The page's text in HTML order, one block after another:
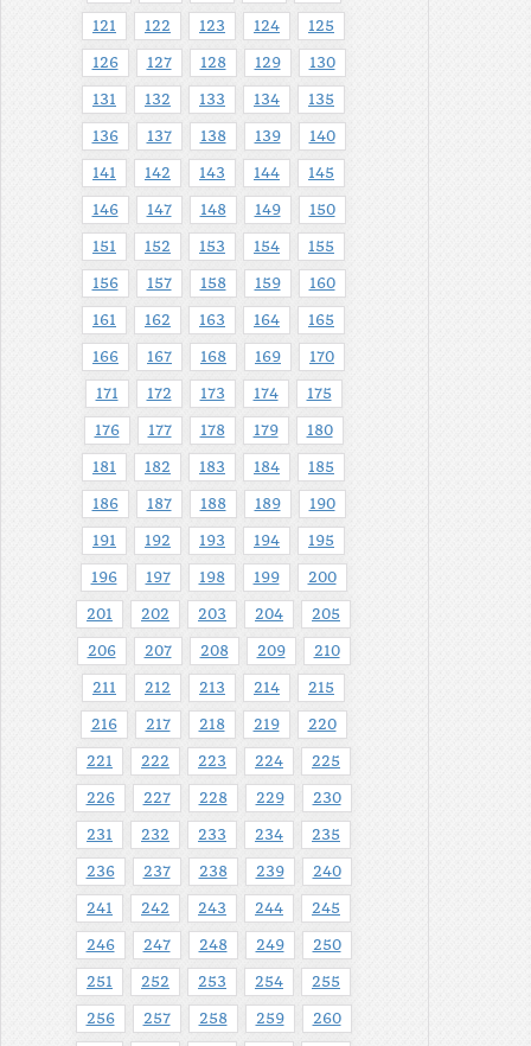
121 122 123 124 125
126 127 128 129 130
131 132 133 134 135
136 137 138 139 140
141 142 143 144 145
146 147 148 149 150
151 152 153 154 155
156 157 158 159 160
161 162 163 164 165
166 167 168 169 170
171 172 173 174 175
176 177 178 179 180
181 182 183 184 185
186 187 188 189 190
191 192 193 194 195
196 197 198 199 200
201 202 203 204 205
206 207 208 209 210
211 212 213 214 215
216 217 218 219 220
221 222 223 224 225
226 227 228 229 230
231 232 233 234 235
236 237 238 239 240
241 242 243 244 245
246 247 248 249 250
251 252 253 254 255
256 257 258 259 260